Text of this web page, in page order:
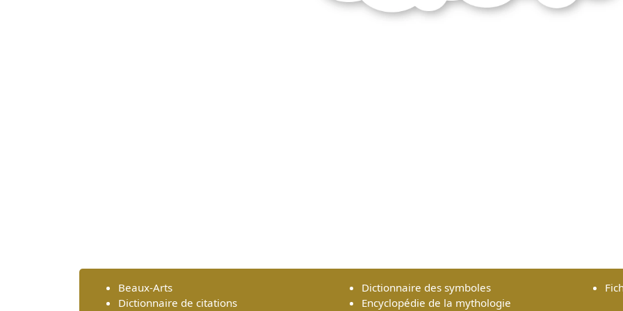
Beaux-Arts
Dictionnaire de citations
Dictionnaire des symboles
Encyclopédie de la mythologie